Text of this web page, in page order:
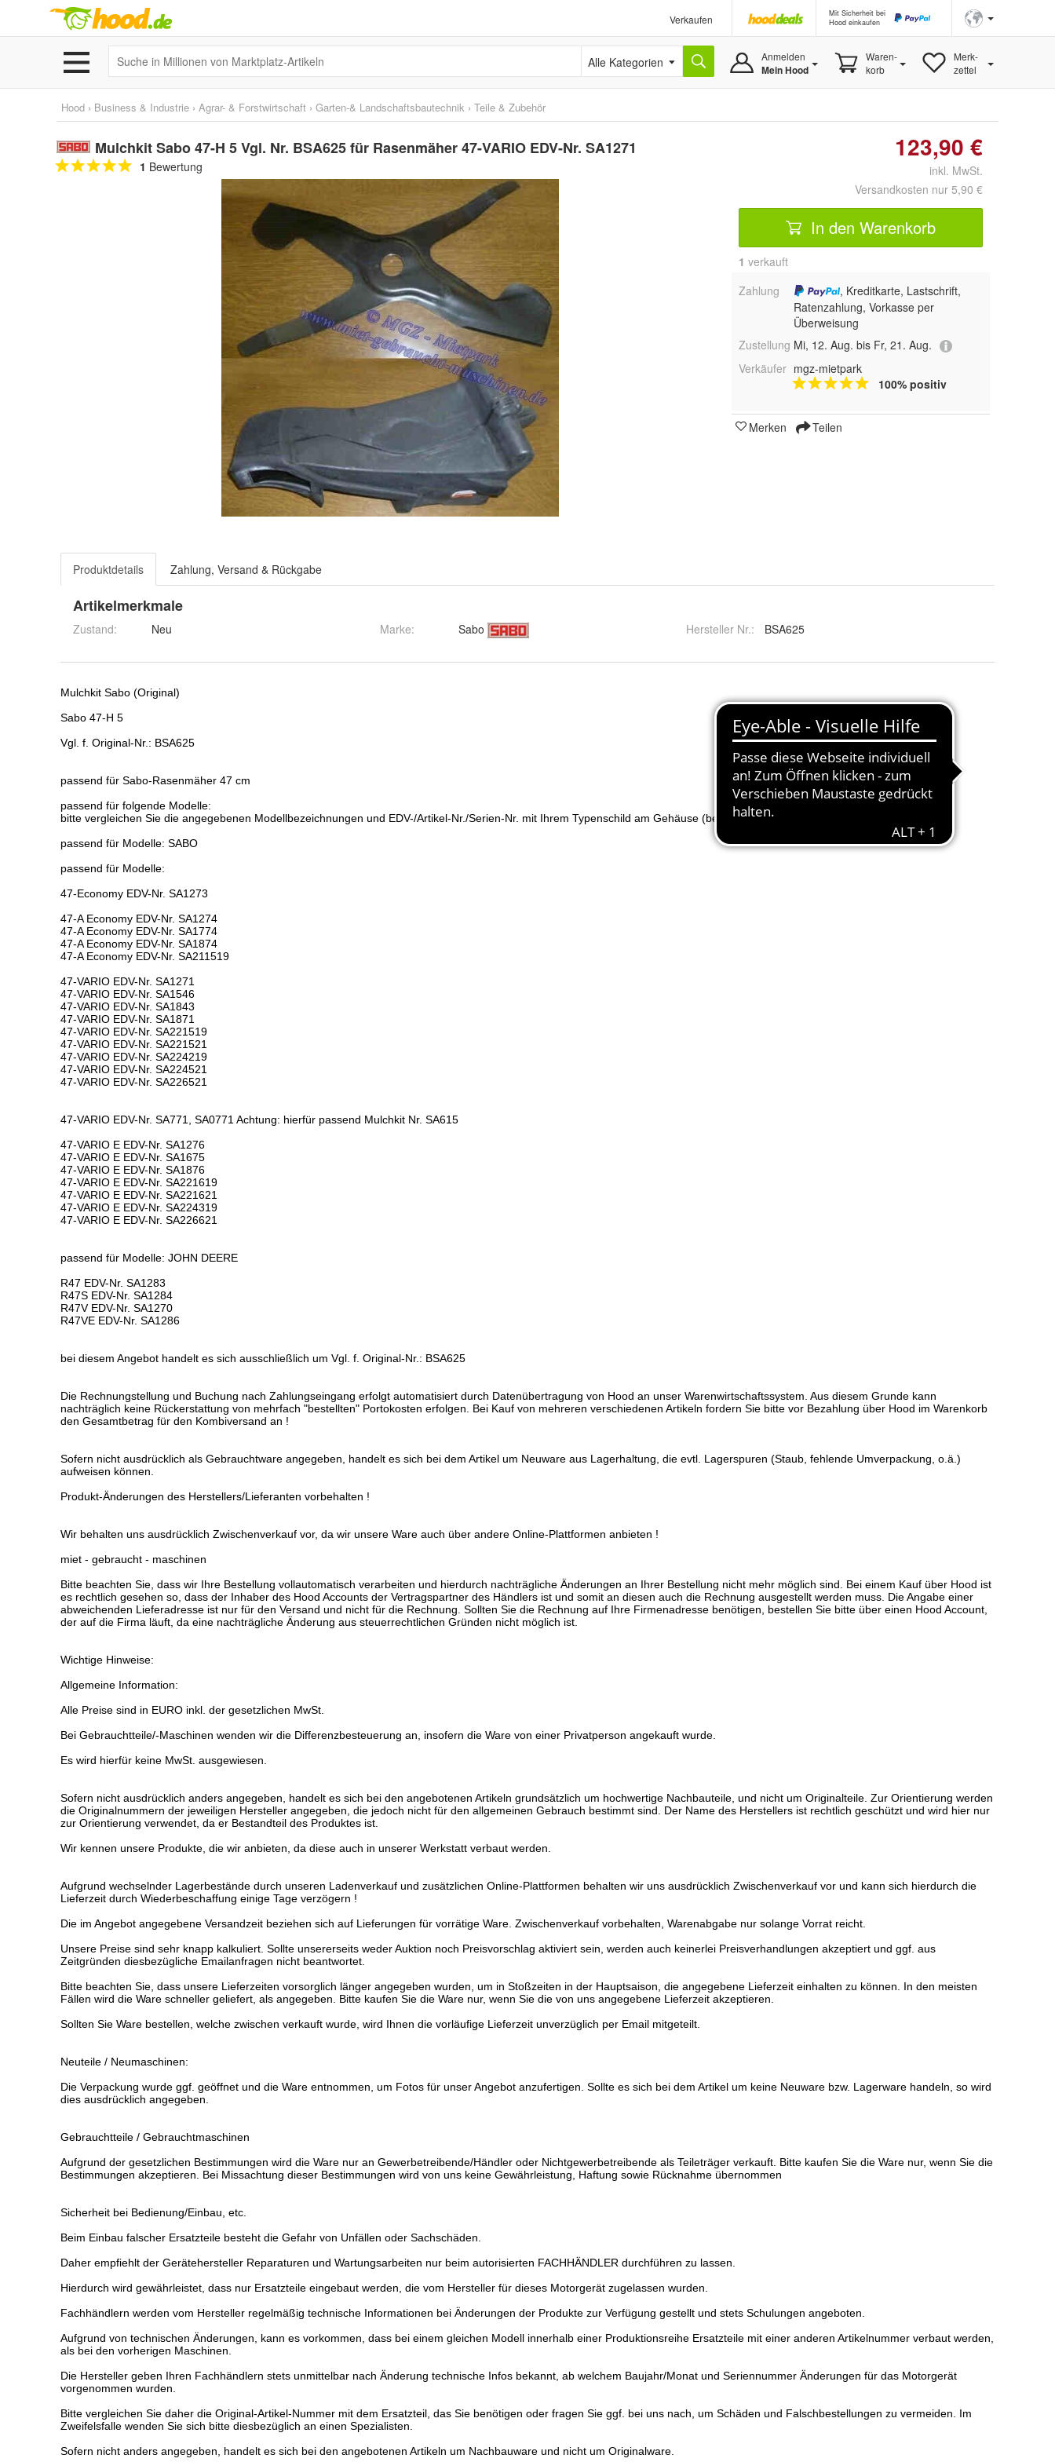
Verkaufen
Mit Sicherheit bei
Hood einkaufen
Alle Kategorien Anmelden
Mein Hood
Waren-
korb
Merk-
zettel
Hood › Business & Industrie › Agrar- & Forstwirtschaft › Garten-& Landschaftsbautechnik › Teile & Zubehör
Mulchkit Sabo 47-H 5 Vgl. Nr. BSA625 für Rasenmäher 47-VARIO EDV-Nr. SA1271
1 Bewertung
123,90 €
inkl. MwSt.
Versandkosten nur 5,90 €
In den Warenkorb
1 verkauft
Zahlung
, Kreditkarte, Lastschrift,
Ratenzahlung, Vorkasse per
Überweisung
Zustellung Mi, 12. Aug. bis Fr, 21. Aug.
Verkäufer mgz-mietpark
100% positiv
Merken Teilen
Produktdetails Zahlung, Versand & Rückgabe
Artikelmerkmale
Zustand: Neu Marke: Sabo Hersteller Nr.: BSA625